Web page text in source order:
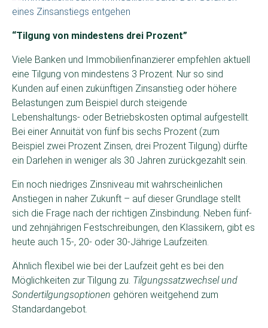
“Tilgung von mindestens drei Prozent”
Viele Banken und Immobilienfinanzierer empfehlen aktuell
eine Tilgung von mindestens 3 Prozent. Nur so sind
Kunden auf einen zukünftigen Zinsanstieg oder höhere
Belastungen zum Beispiel durch steigende
Lebenshaltungs- oder Betriebskosten optimal aufgestellt.
Bei einer Annuität von fünf bis sechs Prozent (zum
Beispiel zwei Prozent Zinsen, drei Prozent Tilgung) dürfte
ein Darlehen in weniger als 30 Jahren zurückgezahlt sein.
Ein noch niedriges Zinsniveau mit wahrscheinlichen
Anstiegen in naher Zukunft – auf dieser Grundlage stellt
sich die Frage nach der richtigen Zinsbindung. Neben fünf-
und zehnjährigen Festschreibungen, den Klassikern, gibt es
heute auch 15-, 20- oder 30-Jährige Laufzeiten.
Ähnlich flexibel wie bei der Laufzeit geht es bei den
Möglichkeiten zur Tilgung zu. Tilgungssatzwechsel und
Sondertilgungsoptionen gehören weitgehend zum
Standardangebot.